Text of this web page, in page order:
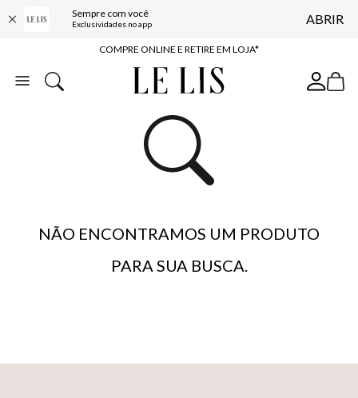
Sempre com você
Exclusividades no app ABRIR
10% OFF NA PRIMEIRA COMPRA*
COMPRE ONLINE E RETIRE EM LOJA*
ENTREGA EXPRESSA*
BAIXE O APP
10% OFF NA PRIMEIRA COMPRA*
NÃO ENCONTRAMOS UM PRODUTO
PARA SUA BUSCA.